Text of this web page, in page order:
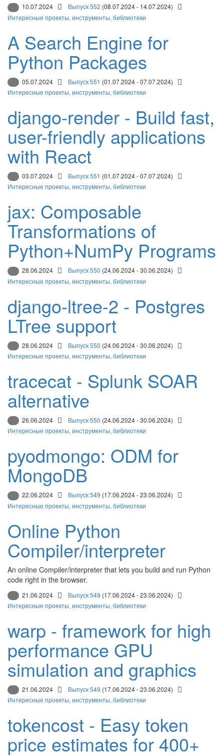
10.07.2024 Выпуск 552 (08.07.2024 - 14.07.2024)
Интересные проекты, инструменты, библиотеки
A Search Engine for
Python Packages
05.07.2024 Выпуск 551 (01.07.2024 - 07.07.2024)
Интересные проекты, инструменты, библиотеки
django-render - Build fast,
user-friendly applications
with React
03.07.2024 Выпуск 551 (01.07.2024 - 07.07.2024)
Интересные проекты, инструменты, библиотеки
jax: Composable
Transformations of
Python+NumPy Programs
28.06.2024 Выпуск 550 (24.06.2024 - 30.06.2024)
Интересные проекты, инструменты, библиотеки
django-ltree-2 - Postgres
LTree support
28.06.2024 Выпуск 550 (24.06.2024 - 30.06.2024)
Интересные проекты, инструменты, библиотеки
tracecat - Splunk SOAR
alternative
26.06.2024 Выпуск 550 (24.06.2024 - 30.06.2024)
Интересные проекты, инструменты, библиотеки
pyodmongo: ODM for
MongoDB
22.06.2024 Выпуск 549 (17.06.2024 - 23.06.2024)
Интересные проекты, инструменты, библиотеки
Online Python
Compiler/interpreter
An online Compiler/interpreter that lets you build and run Python
code right in the browser.
21.06.2024 Выпуск 549 (17.06.2024 - 23.06.2024)
Интересные проекты, инструменты, библиотеки
warp - framework for high
performance GPU
simulation and graphics
21.06.2024 Выпуск 549 (17.06.2024 - 23.06.2024)
Интересные проекты, инструменты, библиотеки
tokencost - Easy token
price estimates for 400+